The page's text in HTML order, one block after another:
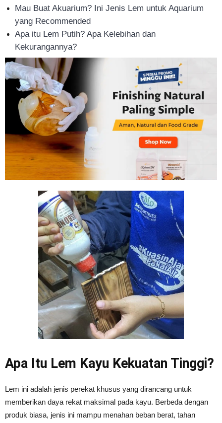
Mau Buat Akuarium? Ini Jenis Lem untuk Aquarium
yang Recommended
Apa itu Lem Putih? Apa Kelebihan dan
Kekurangannya?
Apa Itu Lem Kayu Kekuatan Tinggi?
Lem ini adalah jenis perekat khusus yang dirancang untuk
memberikan daya rekat maksimal pada kayu. Berbeda dengan
produk biasa, jenis ini mampu menahan beban berat, tahan